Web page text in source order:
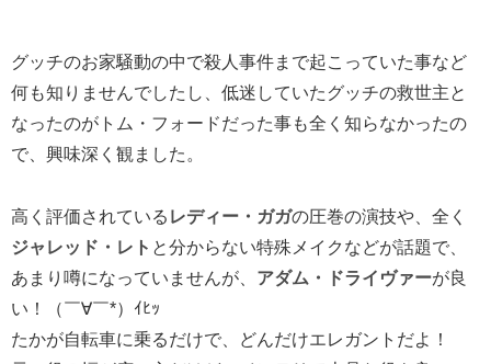
グッチのお家騒動の中で殺人事件まで起こっていた事など
何も知りませんでしたし、低迷していたグッチの救世主と
なったのがトム・フォードだった事も全く知らなかったの
で、興味深く観ました。
高く評価されている レディー・ガガの圧巻の演技や、全く
ジャレッド・レト と分からない特殊メイクなどが話題で、
あまり噂になっていませんが、 アダム・ドライヴァーが良
い！（￣∀￣*）ｲﾋｯ
たかが自転車に乗るだけで、どんだけエレガントだよ！